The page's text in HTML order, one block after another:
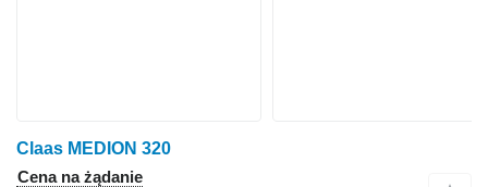
Claas MEDION 320
Cena na żądanie